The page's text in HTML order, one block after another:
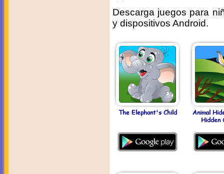
Descarga juegos para
y dispositivos Android.
The Elephant's Child
Animal
Hidden